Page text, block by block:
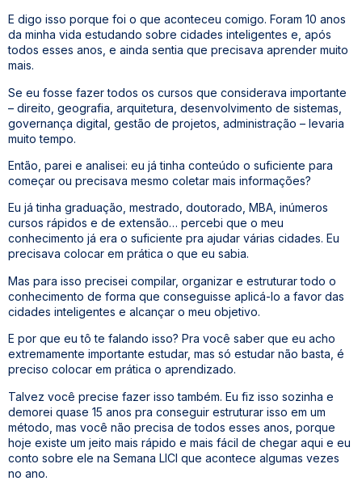
E digo isso porque foi o que aconteceu comigo. Foram 10 anos
da minha vida estudando sobre cidades inteligentes e, após
todos esses anos, e ainda sentia que precisava aprender muito
mais.
Se eu fosse fazer todos os cursos que considerava importante
– direito, geografia, arquitetura, desenvolvimento de sistemas,
governança digital, gestão de projetos, administração – levaria
muito tempo.
Então, parei e analisei: eu já tinha conteúdo o suficiente para
começar ou precisava mesmo coletar mais informações?
Eu já tinha graduação, mestrado, doutorado, MBA, inúmeros
cursos rápidos e de extensão… percebi que o meu
conhecimento já era o suficiente pra ajudar várias cidades. Eu
precisava colocar em prática o que eu sabia.
Mas para isso precisei compilar, organizar e estruturar todo o
conhecimento de forma que conseguisse aplicá-lo a favor das
cidades inteligentes e alcançar o meu objetivo.
E por que eu tô te falando isso? Pra você saber que eu acho
extremamente importante estudar, mas só estudar não basta, é
preciso colocar em prática o aprendizado.
Talvez você precise fazer isso também. Eu fiz isso sozinha e
demorei quase 15 anos pra conseguir estruturar isso em um
método, mas você não precisa de todos esses anos, porque
hoje existe um jeito mais rápido e mais fácil de chegar aqui e eu
conto sobre ele na Semana LICI que acontece algumas vezes
no ano.